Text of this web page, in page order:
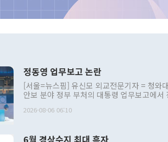
정동영 업무보고 논란
[서울=뉴스핌] 유신모 외교전문기자 = 청와
안보 분야 정부 부처의 대통령 업무보고에
발언 중에는 정부 내 조율을 거치지 않은 사
2026-08-06 06:10
6월 경상수지 최대 흑자